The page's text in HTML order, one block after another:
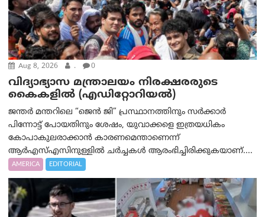
Aug 8, 2026 . 0
വിദ്യാഭ്യാസ മന്ത്രാലയം നിരക്ഷരരുടെ
കൈകളിൽ (എഡിറ്റോറിയല്‍)
ജന്തർ മന്തറിലെ “ജെൻ ജി” പ്രസ്ഥാനത്തിനും സർക്കാർ
പിന്നോട്ട് പോയതിനും ശേഷം, യുവാക്കളെ ഇത്രയധികം
കോപാകുലരാക്കാൻ കാരണമെന്താണെന്ന്
ആർ‌എസ്‌എസിനുള്ളിൽ ചർച്ചകൾ ആരംഭിച്ചിരിക്കുകയാണ്....
AMERICA EDITORIAL